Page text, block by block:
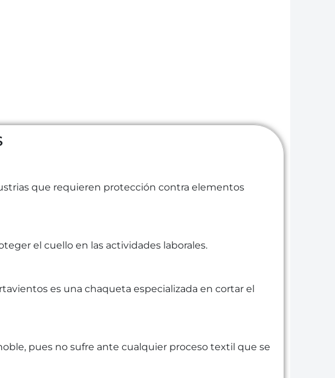
que requieren protección contra elementos
el cuello en las actividades laborales.
es una chaqueta especializada en cortar el
pues no sufre ante cualquier proceso textil que se